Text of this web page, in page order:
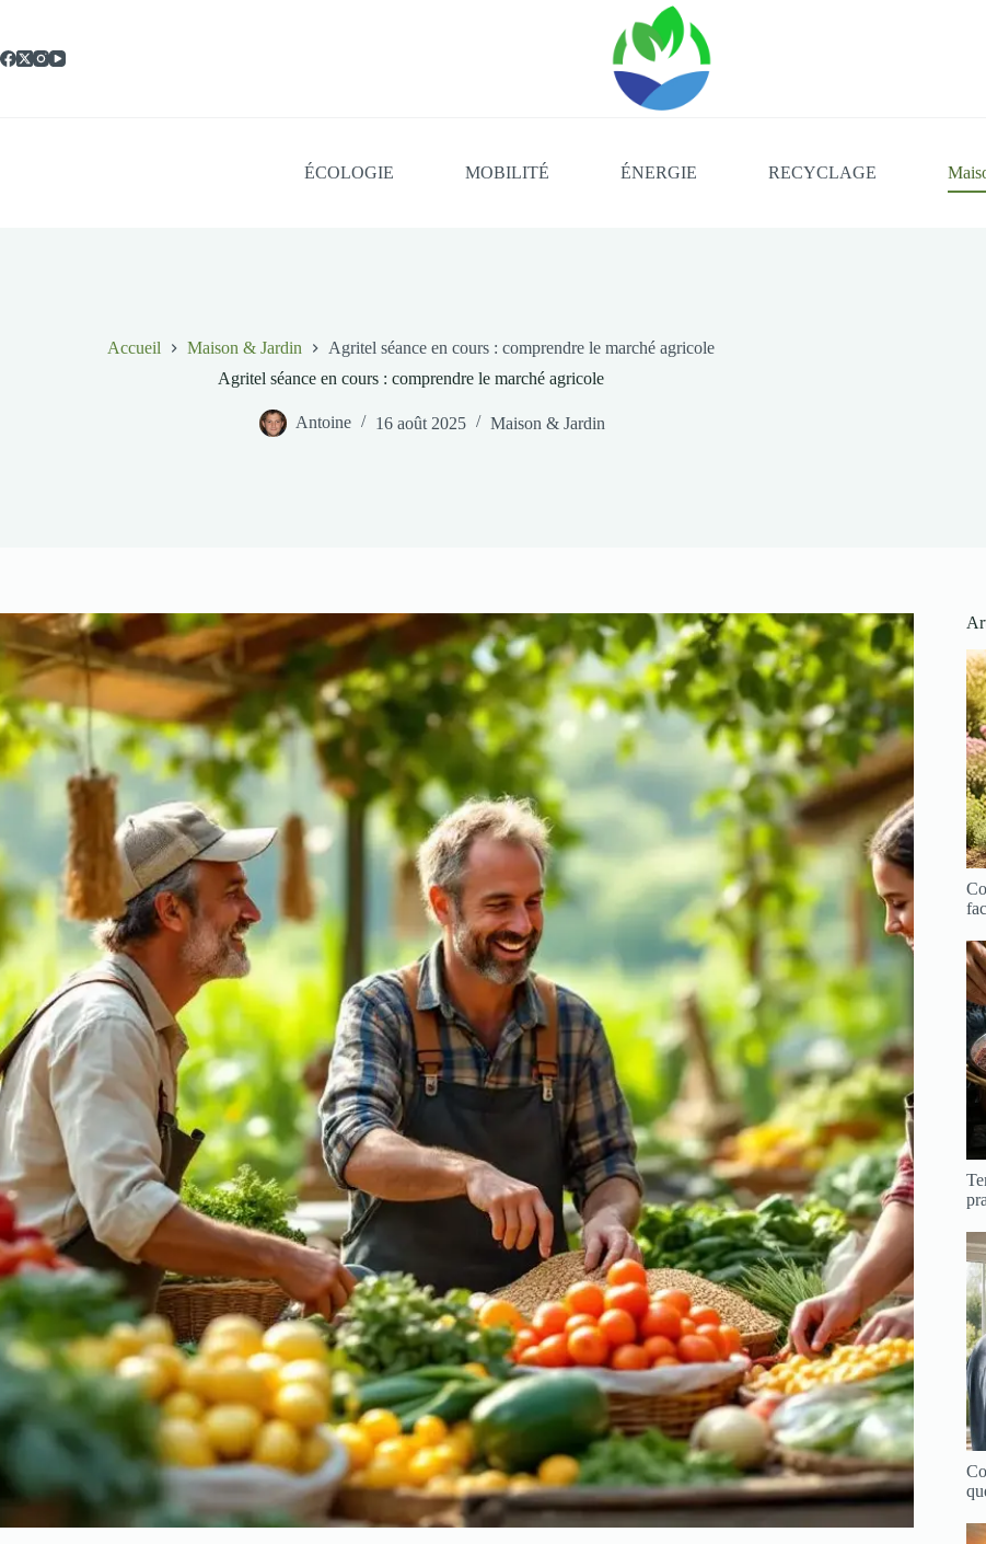
contenu
ÉCOLOGIE MOBILITÉ ÉNERGIE RECYCLAGE
Accueil Maison & Jardin
Agritel séance en cours : comprendre le marché agricole
Agritel séance en cours : comprendre le marché agricole
Antoine 16 août 2025 Maison & Jardin